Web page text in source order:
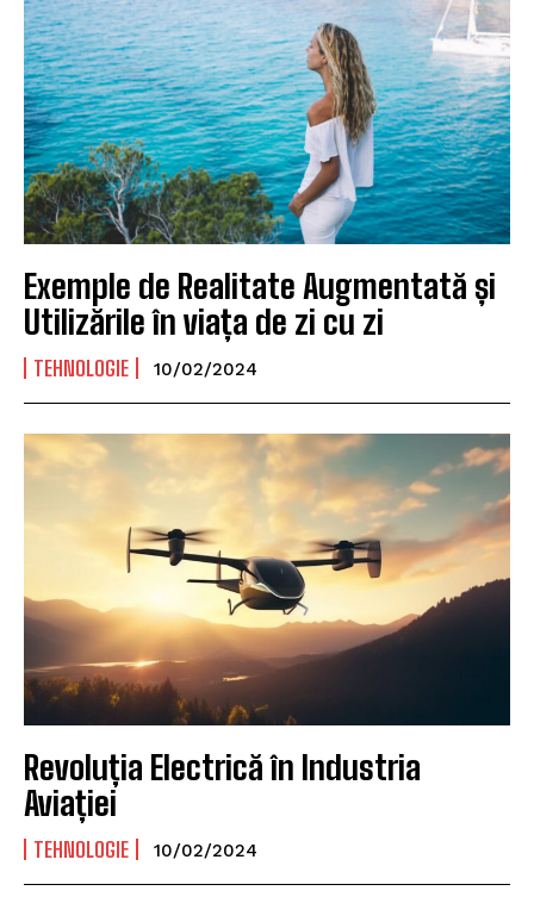
Exemple de Realitate Augmentată și
Utilizările în viața de zi cu zi
TEHNOLOGIE 10/02/2024
Revoluția Electrică în Industria
Aviației
TEHNOLOGIE 10/02/2024